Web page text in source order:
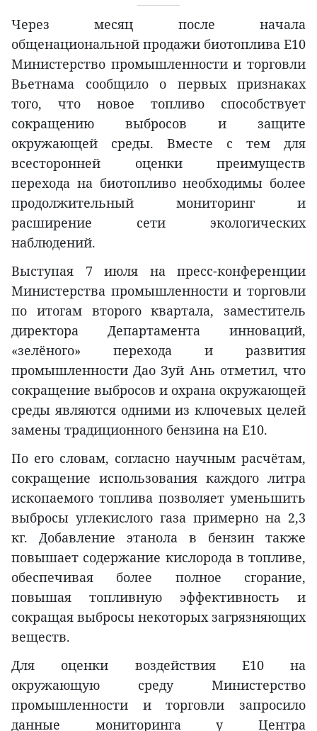
Через месяц после начала
общенациональной продажи биотоплива E10
Министерство промышленности и торговли
Вьетнама сообщило о первых признаках
того, что новое топливо способствует
сокращению выбросов и защите
окружающей среды. Вместе с тем для
всесторонней оценки преимуществ
перехода на биотопливо необходимы более
продолжительный мониторинг и
расширение сети экологических
наблюдений.
Выступая 7 июля на пресс-конференции
Министерства промышленности и торговли
по итогам второго квартала, заместитель
директора Департамента инноваций,
«зелёного» перехода и развития
промышленности Дао Зуй Ань отметил, что
сокращение выбросов и охрана окружающей
среды являются одними из ключевых целей
замены традиционного бензина на E10.
По его словам, согласно научным расчётам,
сокращение использования каждого литра
ископаемого топлива позволяет уменьшить
выбросы углекислого газа примерно на 2,3
кг. Добавление этанола в бензин также
повышает содержание кислорода в топливе,
обеспечивая более полное сгорание,
повышая топливную эффективность и
сокращая выбросы некоторых загрязняющих
веществ.
Для оценки воздействия E10 на
окружающую среду Министерство
промышленности и торговли запросило
данные мониторинга у Центра